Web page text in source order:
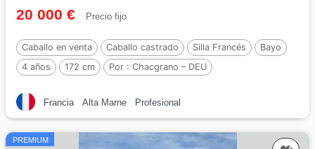
20 000 € Precio fijo
Caballo en venta Caballo castrado Silla Francés
Bayo
4 años
172 cm Por : Chacgrano – DEU
Francia Alta Marne Profesional
PREMIUM